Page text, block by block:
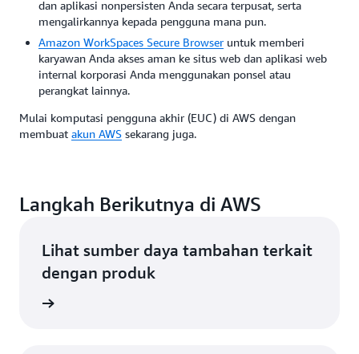
dan aplikasi nonpersisten Anda secara terpusat, serta
mengalirkannya kepada pengguna mana pun.
Amazon WorkSpaces Secure Browser untuk memberi
karyawan Anda akses aman ke situs web dan aplikasi web
internal korporasi Anda menggunakan ponsel atau
perangkat lainnya.
Mulai komputasi pengguna akhir (EUC) di AWS dengan
membuat akun AWS sekarang juga.
Langkah Berikutnya di AWS
Lihat sumber daya tambahan terkait
dengan produk